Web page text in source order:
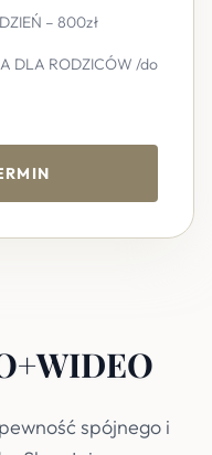
– 800zł
DLA RODZICÓW /do
spójnego i